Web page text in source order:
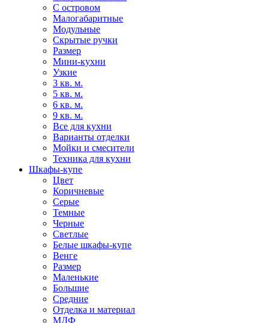
С островом
Малогабаритные
Модульные
Скрытые ручки
Размер
Мини-кухни
Узкие
3 кв. м.
5 кв. м.
6 кв. м.
9 кв. м.
Все для кухни
Варианты отделки
Мойки и смесители
Техника для кухни
Шкафы-купе
Цвет
Коричневые
Серые
Темные
Черные
Светлые
Белые шкафы-купе
Венге
Размер
Маленькие
Большие
Средние
Отделка и материал
МДФ